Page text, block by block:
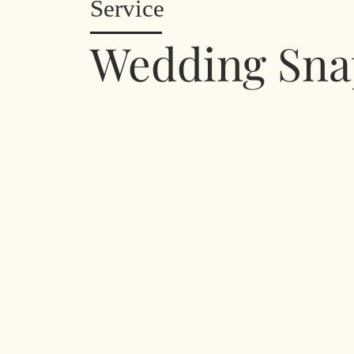
Service
Wedding